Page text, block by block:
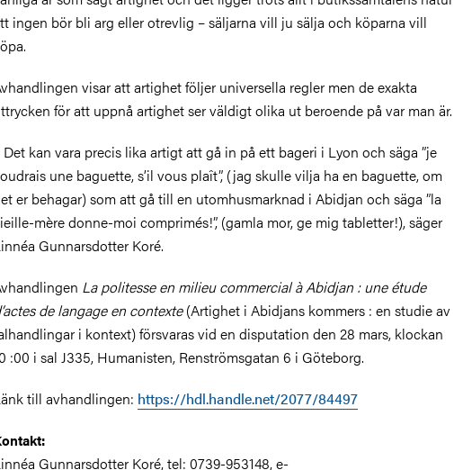
ingen bör bli arg eller otrevlig – säljarna vill ju sälja och köparna vill
visar att artighet följer universella regler men de exakta
för att uppnå artighet ser väldigt olika ut beroende på var man är.
Det kan vara precis lika artigt att gå in på ett bageri i Lyon och säga ”je
une baguette, s’il vous plaît”, (jag skulle vilja ha en baguette, om
er behagar) som att gå till en utomhusmarknad i Abidjan och säga ”la
mère donne-moi comprimés!”, (gamla mor, ge mig tabletter!), säger
Gunnarsdotter Koré.
La politesse en milieu commercial à Abidjan : une étude
de langage en contexte(Artighet i Abidjans kommers : en studie av
i kontext) försvaras vid en disputation den 28 mars, klockan
:00 i sal J335, Humanisten, Renströmsgatan 6 i Göteborg.
till avhandlingen: https://hdl.handle.net/2077/84497
Gunnarsdotter Koré, tel: 0739-953148,e-